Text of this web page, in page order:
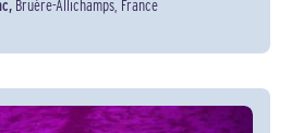
Bruère-Allichamps, France